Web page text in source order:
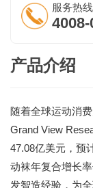
服务热
产品介绍
随着全球运动消
Grand View
47.08亿美元，预
动袜年复合增长
发智造经验，为